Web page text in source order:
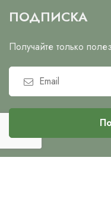
ПОДПИСКА
Получайте только